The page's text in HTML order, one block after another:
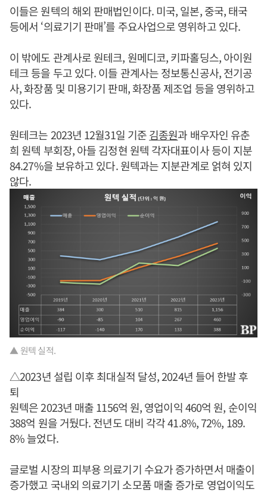
이들은 원텍의 해외 판매법인이다. 미국, 일본, 중국, 태국
등에서 ‘의료기기 판매’를 주요사업으로 영위하고 있다.
이 밖에도 관계사로 원테크, 원메디코, 키파홀딩스, 아이원
테크 등을 두고 있다. 이들 관계사는 정보통신공사, 전기공
사, 화장품 및 미용기기 판매, 화장품 제조업 등을 영위하고
있다.
원테크는 2023년 12월31일 기준김종원과 배우자인 유춘
희 원텍 부회장, 아들 김정현 원텍 각자대표이사 등이 지분
84.27%을 보유하고 있다. 원텍과는 지분관계로 얽혀 있지
않다.
▲ 원텍 실적.
△2023년 설립 이후 최대실적 달성, 2024년 들어 한발 후
퇴
원텍은 2023년 매출 1156억 원, 영업이익 460억 원, 순이익
388억 원을 거뒀다. 전년도 대비 각각 41.8%, 72%, 189.
8% 늘었다.
글로벌 시장의 피부용 의료기기 수요가 증가하면서 매출이
증가했고 국내외 의료기기 소모품 매출 증가로 영업이익도